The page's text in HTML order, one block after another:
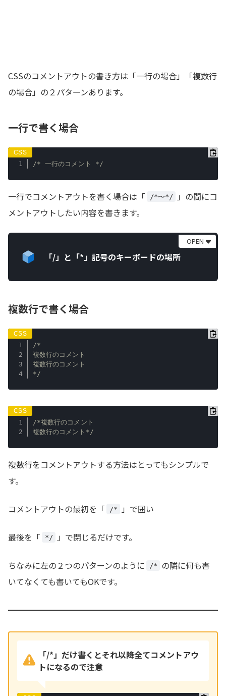
CSSのコメントアウトの書き方は「一行の場合」「複数行
の場合」の２パターンあります。
一行で書く場合
/* 一行のコメント */
一行でコメントアウトを書く場合は「 /*〜*/
」の間にコ
メントアウトしたい内容を書きます。
「/」と「*」記号のキーボードの場所
複数行で書く場合
/*
複数行のコメント
複数行のコメント
*/
/*複数行のコメント
複数行のコメント*/
複数行をコメントアウトする方法はとってもシンプルで
す。
コメントアウトの最初を「 /* 」で囲い
最後を「 */ 」で閉じるだけです。
ちなみに左の２つのパターンのように /*
の隣に何も書
いてなくても書いてもOKです。
「/*」だけ書くとそれ以降全てコメントアウ
トになるので注意